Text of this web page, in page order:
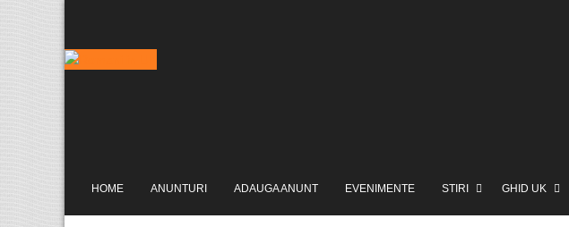
HOME ANUNTURI ADAUGA ANUNT EVENIMENTE STIRI GHID UK